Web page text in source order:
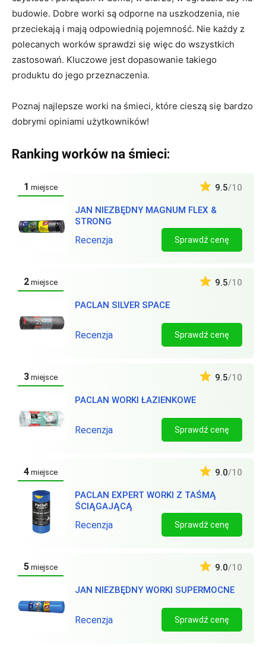
budowie. Dobre worki są odporne na uszkodzenia, nie
przeciekają i mają odpowiednią pojemność. Nie każdy z
polecanych worków sprawdzi się więc do wszystkich
zastosowań. Kluczowe jest dopasowanie takiego
produktu do jego przeznaczenia.
Poznaj najlepsze worki na śmieci, które cieszą się bardzo
dobrymi opiniami użytkowników!
Ranking worków na śmieci:
1 miejsce
JAN NIEZBĘDNY MAGNUM FLEX &
STRONG
9.5/10
Recenzja Sprawdź cenę
2 miejsce
PACLAN SILVER SPACE
9.5/10
Recenzja Sprawdź cenę
3 miejsce
PACLAN WORKI ŁAZIENKOWE
9.5/10
Recenzja Sprawdź cenę
4 miejsce
PACLAN EXPERT WORKI Z TAŚMĄ
ŚCIĄGAJĄCĄ
9.0/10
Recenzja Sprawdź cenę
5 miejsce
JAN NIEZBĘDNY WORKI SUPERMOCNE
9.0/10
Recenzja Sprawdź cenę